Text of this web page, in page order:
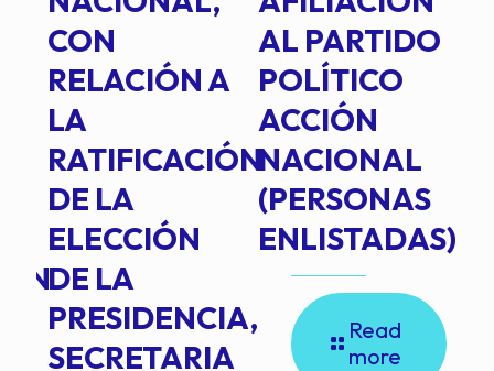
CON
RELACIÓN A
LA
RATIFICACIÓN
DE LA
ELECCIÓN
DE LA
PRESIDENCIA,
SECRETARIA
AL PARTIDO
POLÍTICO
ACCIÓN
NACIONAL
(PERSONAS
ENLISTADAS)
Read
more